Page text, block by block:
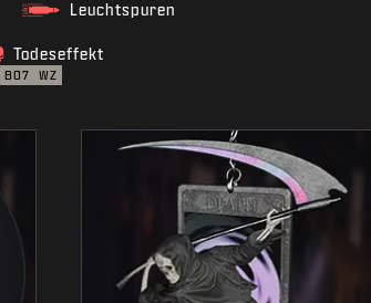
Leuchtspuren
Todeseffekt
BO7 WZ